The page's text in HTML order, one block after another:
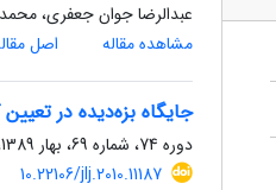
عبدالرضا جوان جعفری،
مشاهده مقاله
اصل
جایگاه بزه‌دیده در
دوره 74، شماره 69، بهار 1389، صفحه
10.22106/jlj.2010.11187